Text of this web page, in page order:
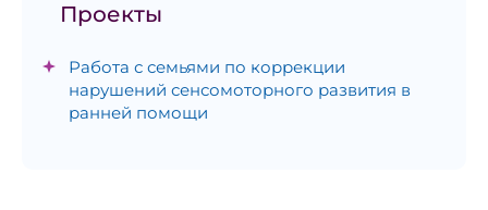
Проекты
Работа с семьями по коррекции
нарушений сенсомоторного развития в
ранней помощи